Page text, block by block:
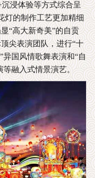
浸体验等方式综合呈
灯的制作工艺更加精细
“高大新奇美”的自贡
尖表演团队，进行“十
异国风情歌舞表演和“自
等融入式情景演艺。